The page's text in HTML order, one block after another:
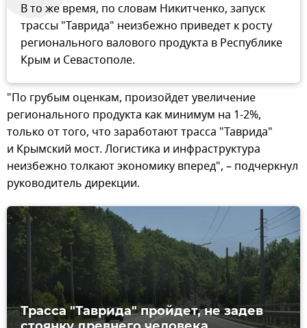
В то же время, по словам Никитченко, запуск
трассы "Таврида" неизбежно приведет к росту
регионального валового продукта в Республике
Крым и Севастополе.
"По грубым оценкам, произойдет увеличение
регионального продукта как минимум на 1-2%,
только от того, что заработают трасса "Таврида"
и Крымский мост. Логистика и инфраструктура
неизбежно толкают экономику вперед", – подчеркнул
руководитель дирекции.
Трасса "Таврида" пройдет, не задев